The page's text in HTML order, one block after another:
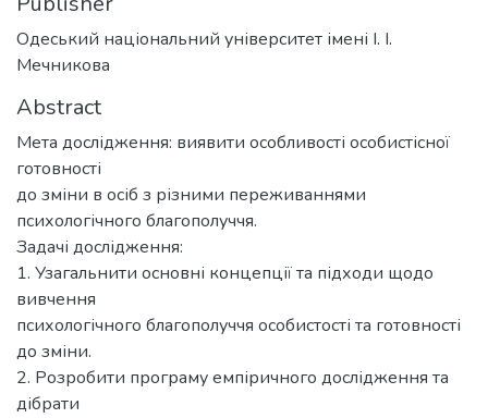
Одеський національний університет імені І. І.
Мечникова
Abstract
Мета дослідження: виявити особливості особистісної
готовності
до зміни в осіб з різними переживаннями
психологічного благополуччя.
Задачі дослідження:
1. Узагальнити основні концепції та підходи щодо
вивчення
психологічного благополуччя особистості та готовності
до зміни.
2. Розробити програму емпіричного дослідження та
дібрати